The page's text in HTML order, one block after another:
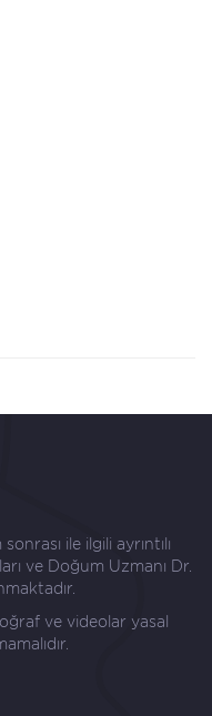
ile ilgili ayrıntılı
ve Doğum Uzmanı Dr.
ve videolar yasal